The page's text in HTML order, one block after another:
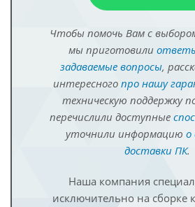
Чтобы помочь Вам с
мы приготовили
задаваемые вопросы,
интересного про нашу
техническую поддержку
перечислили доступные
уточнили информацию о
доставки ПК.
Наша компания
исключительно на сборке